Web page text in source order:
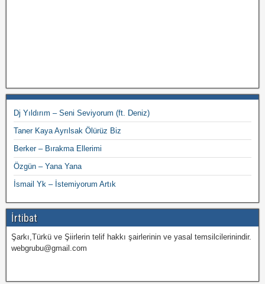
Dj Yıldırım – Seni Seviyorum (ft. Deniz)
Taner Kaya Ayrılsak Ölürüz Biz
Berker – Bırakma Ellerimi
Özgün – Yana Yana
İsmail Yk – İstemiyorum Artık
İrtibat
Şarkı,Türkü ve Şiirlerin telif hakkı şairlerinin ve yasal temsilcilerinindir.
webgrubu@gmail.com